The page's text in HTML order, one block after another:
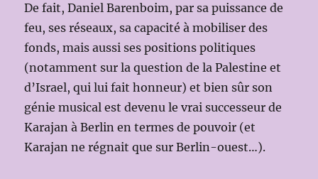
De fait, Daniel Barenboim, par sa puissance de
feu, ses réseaux, sa capacité à mobiliser des
fonds, mais aussi ses positions politiques
(notamment sur la question de la Palestine et
d’Israel, qui lui fait honneur) et bien sûr son
génie musical est devenu le vrai successeur de
Karajan à Berlin en termes de pouvoir (et
Karajan ne régnait que sur Berlin-ouest…).